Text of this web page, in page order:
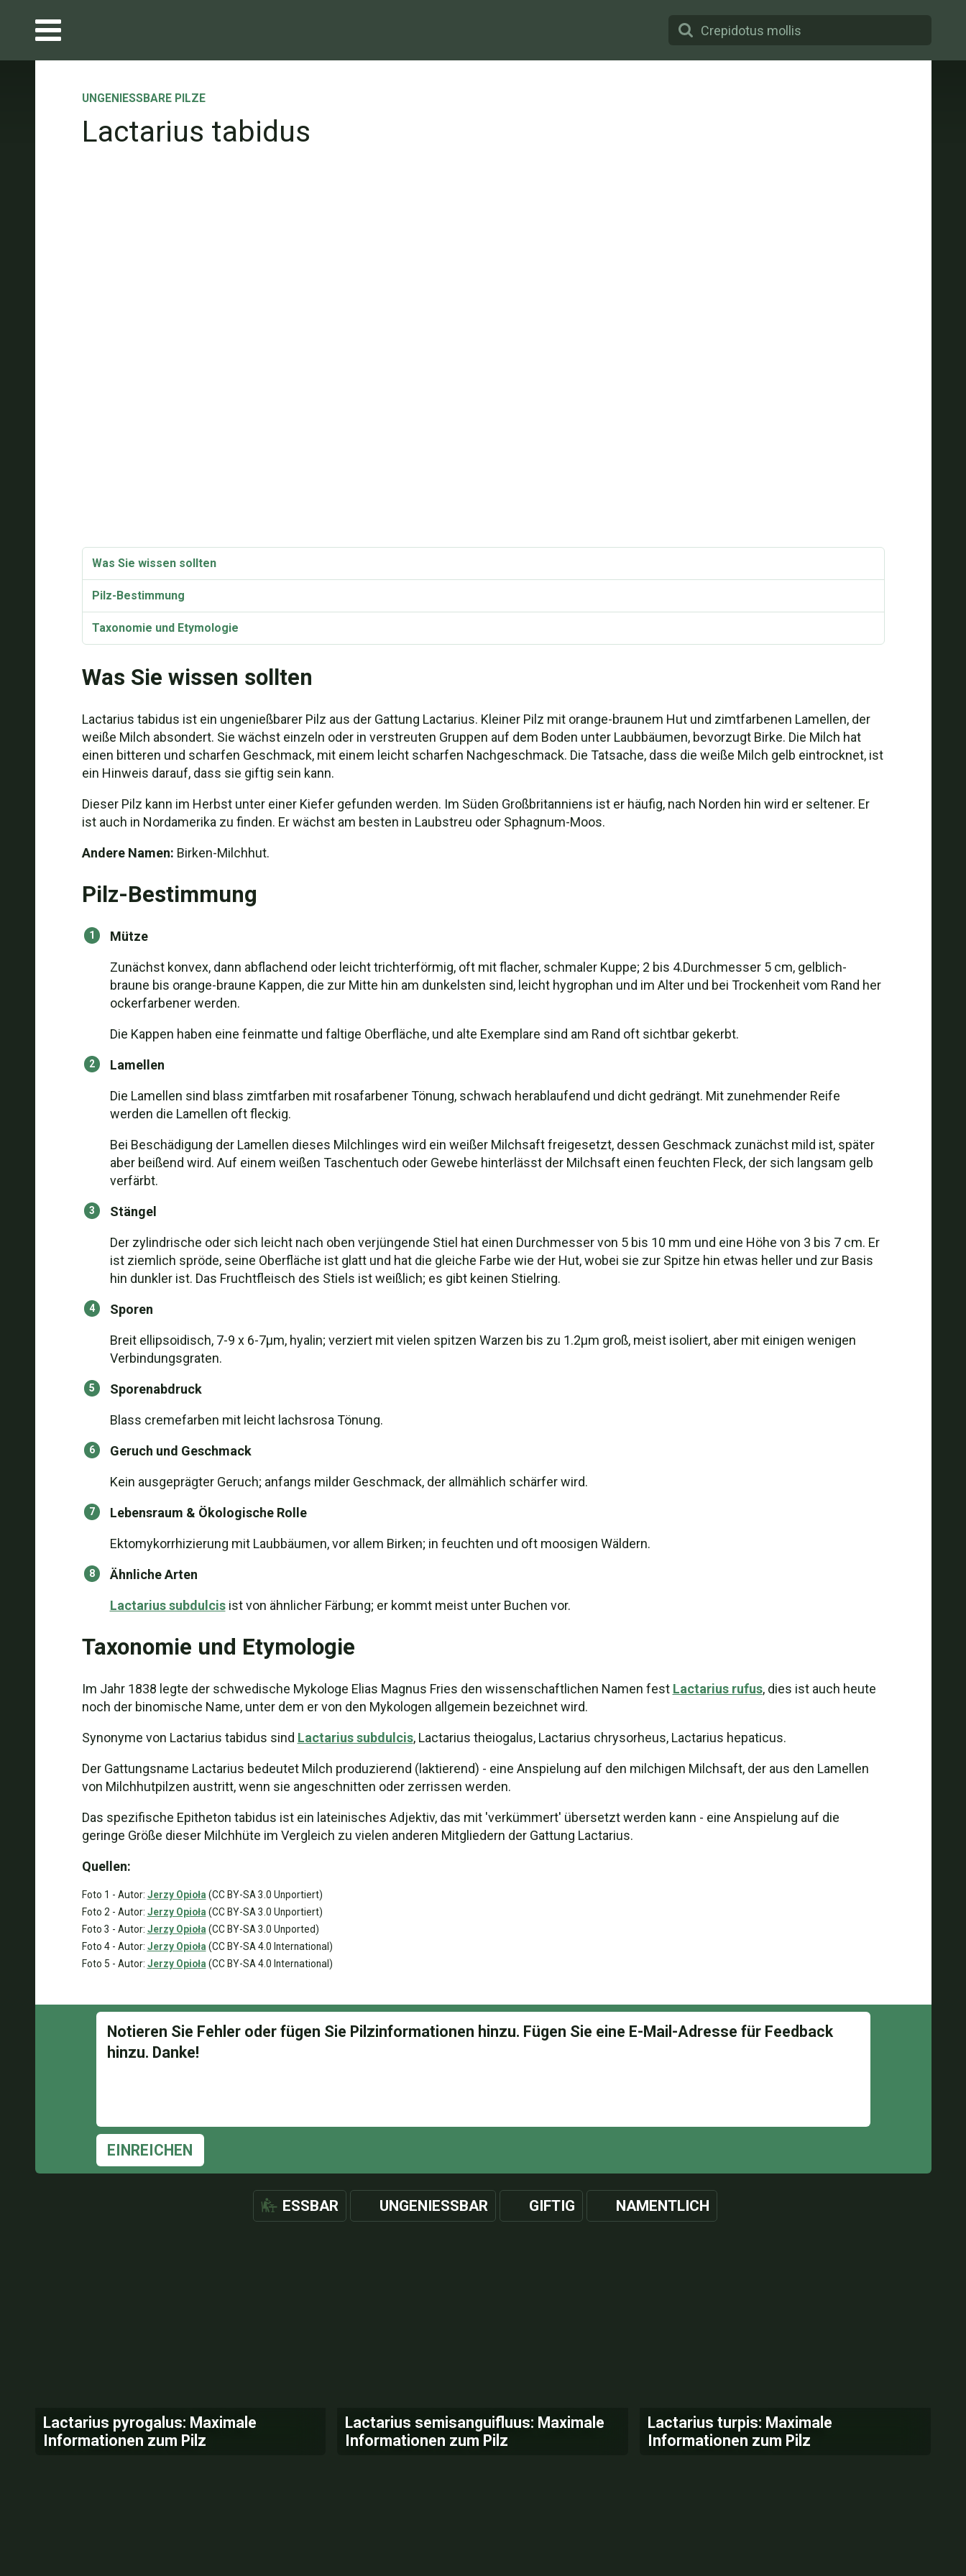
UNGENIESSBARE PILZE
Lactarius tabidus
Was Sie wissen sollten
Pilz-Bestimmung
Taxonomie und Etymologie
Was Sie wissen sollten
Lactarius tabidus ist ein ungenießbarer Pilz aus der Gattung Lactarius. Kleiner Pilz mit orange-braunem Hut und zimtfarbenen Lamellen, der
weiße Milch absondert. Sie wächst einzeln oder in verstreuten Gruppen auf dem Boden unter Laubbäumen, bevorzugt Birke. Die Milch hat
einen bitteren und scharfen Geschmack, mit einem leicht scharfen Nachgeschmack. Die Tatsache, dass die weiße Milch gelb eintrocknet, ist
ein Hinweis darauf, dass sie giftig sein kann.
Dieser Pilz kann im Herbst unter einer Kiefer gefunden werden. Im Süden Großbritanniens ist er häufig, nach Norden hin wird er seltener. Er
ist auch in Nordamerika zu finden. Er wächst am besten in Laubstreu oder Sphagnum-Moos.
Andere Namen: Birken-Milchhut.
Pilz-Bestimmung
Mütze
Zunächst konvex, dann abflachend oder leicht trichterförmig, oft mit flacher, schmaler Kuppe; 2 bis 4.Durchmesser 5 cm, gelblich-
braune bis orange-braune Kappen, die zur Mitte hin am dunkelsten sind, leicht hygrophan und im Alter und bei Trockenheit vom Rand her
ockerfarbener werden.
Die Kappen haben eine feinmatte und faltige Oberfläche, und alte Exemplare sind am Rand oft sichtbar gekerbt.
Lamellen
Die Lamellen sind blass zimtfarben mit rosafarbener Tönung, schwach herablaufend und dicht gedrängt. Mit zunehmender Reife
werden die Lamellen oft fleckig.
Bei Beschädigung der Lamellen dieses Milchlinges wird ein weißer Milchsaft freigesetzt, dessen Geschmack zunächst mild ist, später
aber beißend wird. Auf einem weißen Taschentuch oder Gewebe hinterlässt der Milchsaft einen feuchten Fleck, der sich langsam gelb
verfärbt.
Stängel
Der zylindrische oder sich leicht nach oben verjüngende Stiel hat einen Durchmesser von 5 bis 10 mm und eine Höhe von 3 bis 7 cm. Er
ist ziemlich spröde, seine Oberfläche ist glatt und hat die gleiche Farbe wie der Hut, wobei sie zur Spitze hin etwas heller und zur Basis
hin dunkler ist. Das Fruchtfleisch des Stiels ist weißlich; es gibt keinen Stielring.
Sporen
Breit ellipsoidisch, 7-9 x 6-7μm, hyalin; verziert mit vielen spitzen Warzen bis zu 1.2μm groß, meist isoliert, aber mit einigen wenigen
Verbindungsgraten.
Sporenabdruck
Blass cremefarben mit leicht lachsrosa Tönung.
Geruch und Geschmack
Kein ausgeprägter Geruch; anfangs milder Geschmack, der allmählich schärfer wird.
Lebensraum & Ökologische Rolle
Ektomykorrhizierung mit Laubbäumen, vor allem Birken; in feuchten und oft moosigen Wäldern.
Ähnliche Arten
Lactarius subdulcisist von ähnlicher Färbung; er kommt meist unter Buchen vor.
Taxonomie und Etymologie
Im Jahr 1838 legte der schwedische Mykologe Elias Magnus Fries den wissenschaftlichen Namen fest Lactarius rufus, dies ist auch heute
noch der binomische Name, unter dem er von den Mykologen allgemein bezeichnet wird.
Synonyme von Lactarius tabidus sind Lactarius subdulcis, Lactarius theiogalus, Lactarius chrysorheus, Lactarius hepaticus.
Der Gattungsname Lactarius bedeutet Milch produzierend (laktierend) - eine Anspielung auf den milchigen Milchsaft, der aus den Lamellen
von Milchhutpilzen austritt, wenn sie angeschnitten oder zerrissen werden.
Das spezifische Epitheton tabidus ist ein lateinisches Adjektiv, das mit 'verkümmert' übersetzt werden kann - eine Anspielung auf die
geringe Größe dieser Milchhüte im Vergleich zu vielen anderen Mitgliedern der Gattung Lactarius.
Quellen:
Foto 1 - Autor: Jerzy Opioła (CC BY-SA 3.0 Unportiert)
Foto 2 - Autor: Jerzy Opioła (CC BY-SA 3.0 Unportiert)
Foto 3 - Autor: Jerzy Opioła (CC BY-SA 3.0 Unported)
Foto 4 - Autor: Jerzy Opioła (CC BY-SA 4.0 International)
Foto 5 - Autor: Jerzy Opioła (CC BY-SA 4.0 International)
EINREICHEN
ESSBAR UNGENIESSBAR GIFTIG NAMENTLICH
Lactarius pyrogalus: Maximale
Informationen zum Pilz
Lactarius semisanguifluus: Maximale
Informationen zum Pilz
Lactarius turpis: Maximale
Informationen zum Pilz